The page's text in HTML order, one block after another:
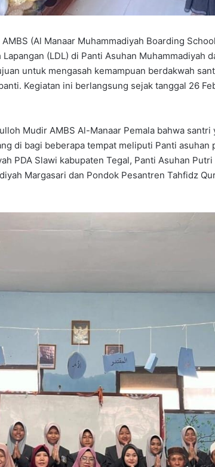
(Al Manaar Muhammadiyah Boarding
(LDL) di Panti Asuhan Muhammadiyah
untuk mengasah kemampuan berdakwah
Kegiatan ini berlangsung sejak tanggal 26
Mudir AMBS Al-Manaar Pemala bahwa
di bagi beberapa tempat meliputi Panti asuhan
PDA Slawi kabupaten Tegal, Panti Asuhan
Margasari dan Pondok Pesantren Tahfidz